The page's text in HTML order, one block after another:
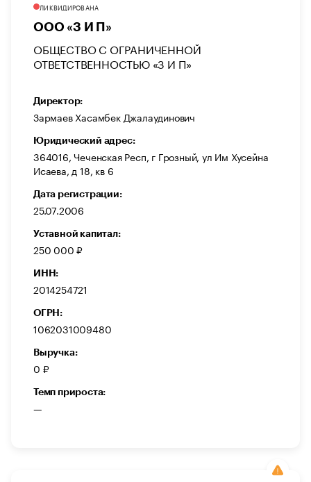
ЛИКВИДИРОВАНА
ООО «З И П»
ОБЩЕСТВО С ОГРАНИЧЕННОЙ
ОТВЕТСТВЕННОСТЬЮ «З И П»
Директор:
Зармаев Хасамбек Джалаудинович
Юридический адрес:
364016, Чеченская Респ, г Грозный, ул Им Хусейна
Исаева, д 18, кв 6
Дата регистрации:
25.07.2006
Уставной капитал:
250 000 ₽
ИНН:
2014254721
ОГРН:
1062031009480
Выручка:
0 ₽
Темп прироста:
—